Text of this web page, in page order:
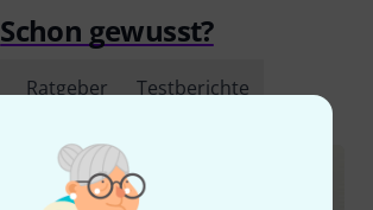
Schon gewusst?
Ratgeber Testberichte